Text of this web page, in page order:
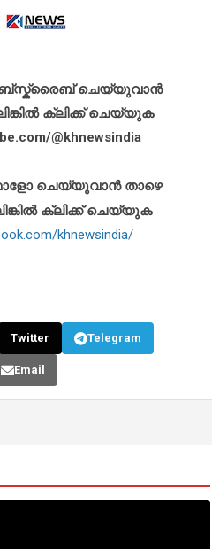
ചെയ്യുവാൻ
ക്ലിക്ക് ചെയ്യുക
@khnewsindia
ചെയ്യുവാൻ താഴെ
ക്ലിക്ക് ചെയ്യുക
khnewsindia/
Twitter Telegram
Email